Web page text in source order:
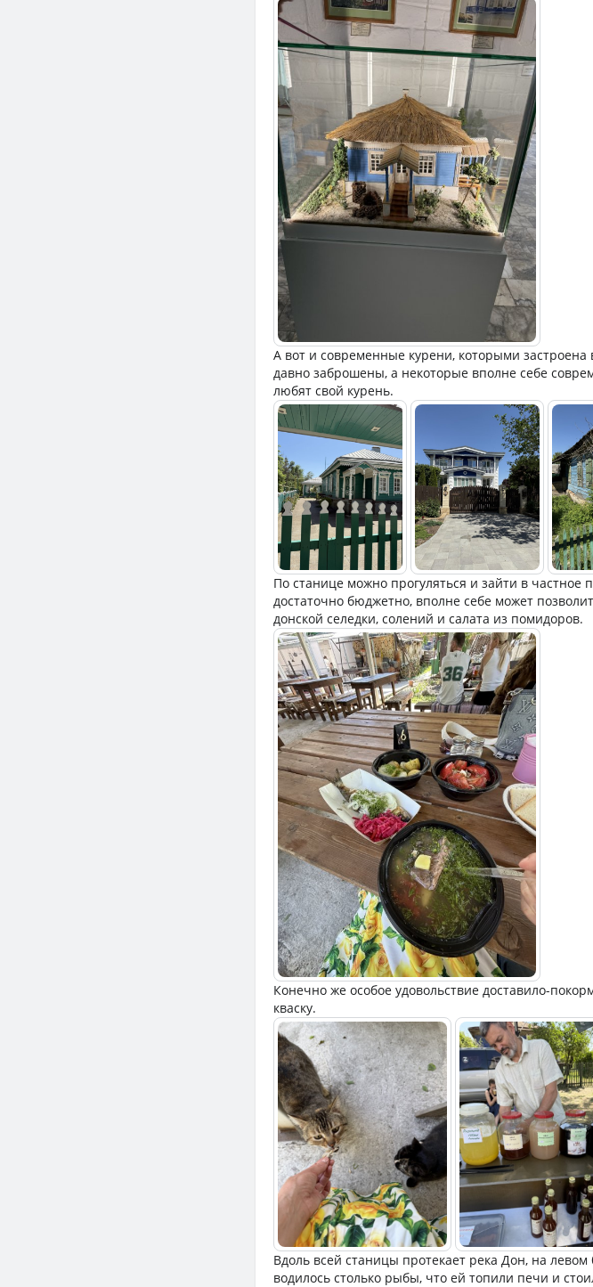
А вот и современные курени, которыми
давно заброшены, а некоторые вполне себе
любят свой курень.
По станице можно прогуляться и зайти в частное
достаточно бюджетно, вполне себе может
донской селедки, солений и салата из помидоров.
Конечно же особое удовольствие доставило-
кваску.
Вдоль всей станицы протекает река Дон, на
водилось столько рыбы, что ей топили печи и